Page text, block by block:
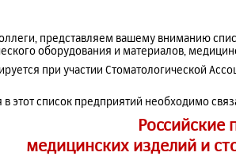
представляем вашему вниманию
оборудования и материалов,
при участии Стоматологической
этот список предприятий необходимо
Российские
медицинских изделий и